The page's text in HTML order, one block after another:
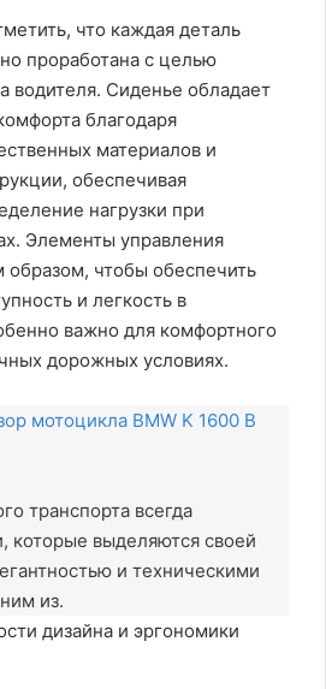
что каждая деталь
проработана с целью
водителя. Сиденье обладает
благодаря
материалов и
обеспечивая
нагрузки при
Элементы управления
чтобы обеспечить
и легкость в
важно для комфортного
дорожных условиях.
мотоцикла BMW K 1600 B
транспорта всегда
которые выделяются своей
и техническими
из.
дизайна и эргономики